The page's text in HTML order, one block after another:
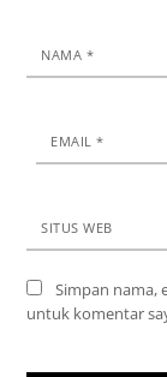
NAMA *
EMAIL*
SITUS WEB
Simpan nama,
untuk komentar